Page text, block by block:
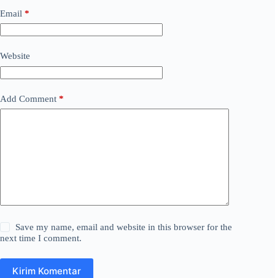
Email *
Website
Add Comment *
Save my name, email and website in this browser for the
next time I comment.
Kirim Komentar